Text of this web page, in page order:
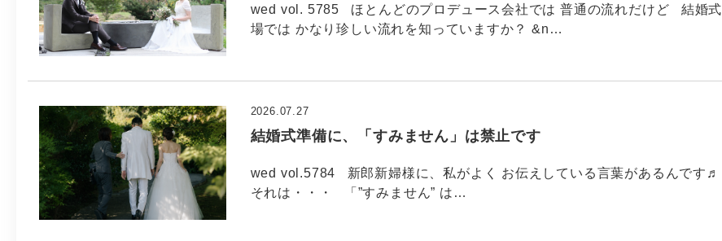
wed vol. 5785 ほとんどのプロデュース会社では 普通の流れだけど 結婚式
場では かなり珍しい流れを知っていますか？ &n…
結婚式準備に、「すみません」は禁止です
2026.07.27
wed vol.5784 新郎新婦様に、私がよく お伝えしている言葉があるんです♬
それは・・・ 「”すみません” は…